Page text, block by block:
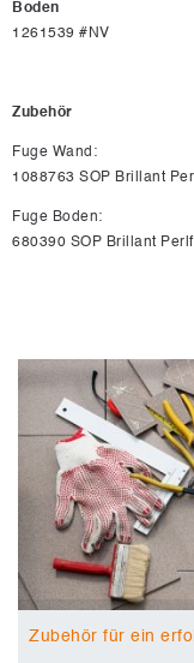
Boden
1261539 #NV
Zubehör
Fuge Wand:
1088763 SOP Brillant
Fuge Boden:
680390 SOP Brillant
Zubehör für ein